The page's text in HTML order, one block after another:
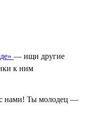
— ищи другие
к ним
с нами! Ты молодец —